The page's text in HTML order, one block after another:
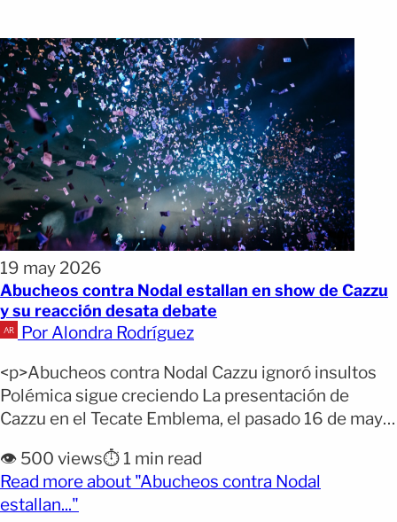
19 may 2026
Abucheos contra Nodal estallan en show de Cazzu
y su reacción desata debate
Por Alondra Rodríguez
<p>Abucheos contra Nodal Cazzu ignoró insultos
Polémica sigue creciendo La presentación de
Cazzu en el Tecate Emblema, el pasado 16 de mayo
la energía de sus éxitos. En medio del entusiasmo
del público, el nombre de Christian Nodal volvió a
colocarse en el centro de [&hellip;]</p>
👁️ 500 views⏱️ 1 min read
Read more about "Abucheos contra Nodal
estallan..."